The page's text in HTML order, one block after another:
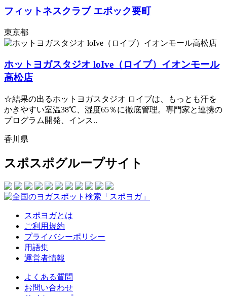
フィットネスクラブ エポック要町
東京都
ホットヨガスタジオ loIve（ロイブ）イオンモール
高松店
☆結果の出るホットヨガスタジオ ロイブは、もっとも汗を
かきやすい室温38℃、湿度65％に徹底管理。専門家と連携の
プログラム開発、インス..
香川県
スポスポグループサイト
スポヨガとは
ご利用規約
プライバシーポリシー
用語集
運営者情報
よくある質問
お問い合わせ